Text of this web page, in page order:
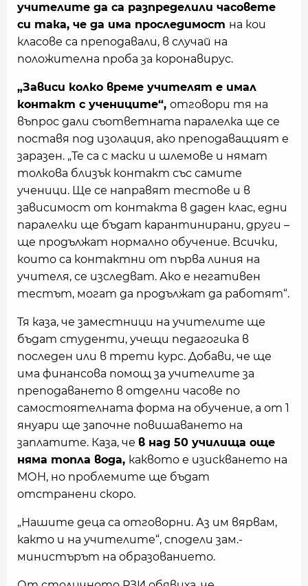
учителите да са разпределили часовете
си така, че да има проследимост на кои
класове са преподавали, в случай на
положителна проба за коронавирус.
„Зависи колко време учителят е имал
контакт с учениците“, отговори тя на
въпрос дали съответната паралелка ще се
поставя под изолация, ако преподаващият е
заразен. „Те са с маски и шлемове и нямат
толкова близък контакт със самите
ученици. Ще се направят тестове и в
зависимост от контакта в даден клас, едни
паралелки ще бъдат карантинирани, други –
ще продължат нормално обучение. Всички,
които са контактни от първа линия на
учителя, се изследват. Ако е негативен
тестът, могат да продължат да работят“.
Тя каза, че заместници на учителите ще
бъдат студенти, учещи педагогика в
последен или в трети курс. Добави, че ще
има финансова помощ за учителите за
преподаването в отделни часове по
самостоятелната форма на обучение, а от 1
януари ще започне повишаването на
заплатите. Каза, че в над 50 училища още
няма топла вода, каквото е изискването на
МОН, но проблемите ще бъдат
отстранени скоро.
„Нашите деца са отговорни. Аз им вярвам,
както и на учителите“, сподели зам.-
министърът на образованието.